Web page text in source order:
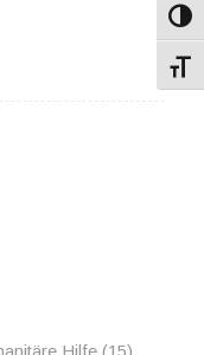
Hilfe(15)